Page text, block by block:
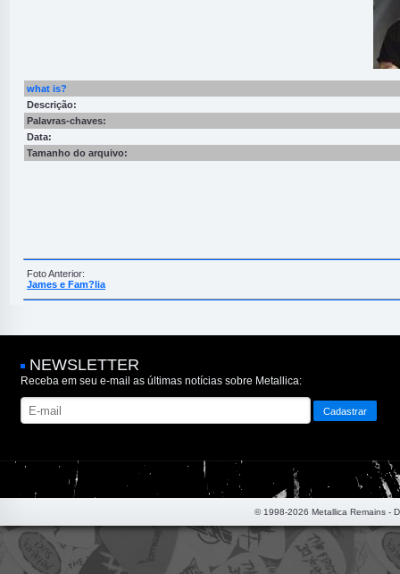
what is?
Descrição:
Palavras-chaves:
Data:
Tamanho do arquivo:
Foto Anterior:
James e Fam?lia
NEWSLETTER
Receba em seu e-mail as últimas notícias sobre Metallica:
© 1998-2026 Metallica Remains -